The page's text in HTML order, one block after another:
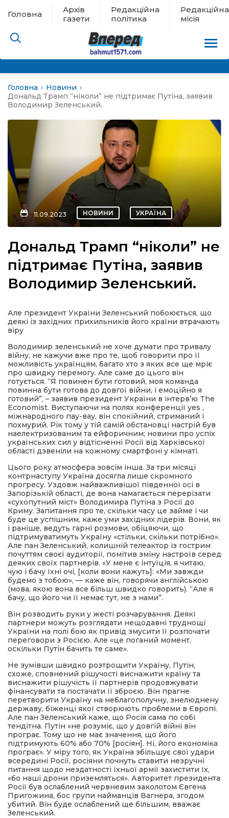
Головна
Архів
газети
Редакційна
політика
Редакційна
місія
евакуації
новини
політика
місія
Головна
Новини
Дональд Трамп “ніколи” не підтримає Путіна, заявив
Володимир Зеленський.
11.09.2023 НОВИНИ УКРАЇНА
Дональд Трамп “ніколи” не
підтримає Путіна, заявив
Володимир Зеленський.
Але президент України Зеленський побоюється, що
деякі із західних прихильників його країни втрачають
віру
Володимир зеленський не хоче думати про тривалу
війну, не кажучи вже про те, щоб говорити про її
можливість українцям, багато хто з яких все ще мріє
про швидку перемогу. Але саме до цього він
готується. “Я повинен бути готовий, моя команда
повинна бути готова до довгої війни, і емоційно я
готовий”, – заявив президент України в інтерв’ю The
Economist. Виступаючи на полях конференції yes ,
міжнародного пау-вау, він спокійний, стриманий і
похмурий. Рік тому у тій самій обстановці настрій був
наелектризованим та ейфоричним; новини про успіх
українських сил у відтісненні Росії від Харківської
області дзвеніли на кожному смартфоні у кімнаті.
Цього року атмосфера зовсім інша. За три місяці
контрнаступу Україна досягла лише скромного
прогресу. Уздовж найважливішої південної осі в
Запорізькій області, де вона намагається перерізати
«сухопутний міст» Володимира Путіна з Росії до
Криму. Запитання про те, скільки часу це займе і чи
буде це успішним, каже уми західних лідерів. Вони, як
і раніше, ведуть гарні розмови, обіцяючи, що
підтримуватимуть Україну «стільки, скільки потрібно».
Але пан Зеленський, колишній телеактор із гострим
почуттям своєї аудиторії, помітив зміну настроїв серед
деяких своїх партнерів. «У мене є інтуїція, я читаю,
чую і бачу їхні очі, [коли вони кажуть]: «Ми завжди
будемо з тобою», — каже він, говорячи англійською
(мова, якою вона все більш швидко говорить). “Але я
бачу, що його чи її немає тут, не з нами”.
Він розводить руки у жесті розчарування. Деякі
партнери можуть розглядати нещодавні труднощі
України на полі бою як привід змусити її розпочати
переговори з Росією. Але «це поганий момент,
оскільки Путін бачить те саме».
Не зумівши швидко розтрощити Україну, Путін,
схоже, сповнений рішучості виснажити країну та
виснажити рішучість її партнерів продовжувати
фінансувати та постачати її зброєю. Він прагне
перетворити Україну на неблагополучну, знелюднену
державу, біженці якої створюють проблеми в Європі.
Але пан Зеленський каже, що Росія сама по собі
тендітна. Путін «не розуміє, що у довгій війні він
програє. Тому що не має значення, що його
підтримують 60% або 70% [росіян]. Ні, його економіка
програє». У міру того, як Україна збільшує свої удари
всередині Росії, росіяни почнуть ставити незручні
питання щодо нездатності їхньої армії захистити їх,
«бо наші дрони приземляться». Авторитет президента
Росії був ослаблений червневим заколотом Євгена
Пригожина, бос групи найманців Вагнера, згодом
убитий. Він буде ослаблений ще більшим, вважає
Зеленський.